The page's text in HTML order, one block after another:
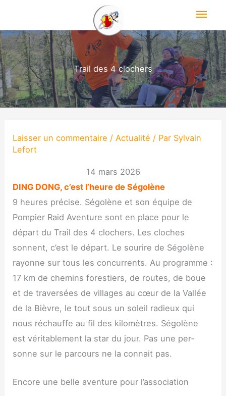
contenu
Accueil
L’association
L’actualité des PRA !
Contact
Trail des 4 clochers
Laisser un commentaire /Actualité / Par Sylvain
Lefort
14 mars 2026
DING DONG, c’est l’heure de Ségolène
9 heures pré­cise. Ségo­lène et son équipe de
Pom­pier Raid Aven­ture sont en place pour le
départ du Trail des 4 clo­chers. Les cloches
sonnent, c’est le départ. Le sou­rire de Ségo­lène
rayonne sur tous les concur­rents. Au pro­gramme :
17 km de che­mins fores­tiers, de routes, de boue
et de tra­ver­sées de vil­lages au cœur de la Val­lée
de la Bièvre, le tout sous un soleil radieux qui
nous réchauffe au fil des kilo­mètres. Ségo­lène
est véri­ta­ble­ment la star du jour. Pas une per­
sonne sur le par­cours ne la connait pas.
Encore une belle aven­ture pour l’association